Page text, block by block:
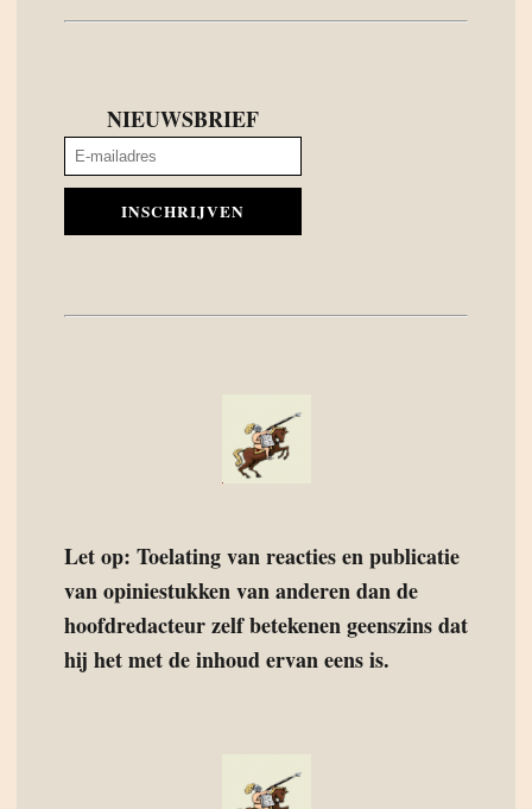
NIEUWSBRIEF
INSCHRIJVEN
Let op: Toelating van reacties en publicatie
van opiniestukken van anderen dan de
hoofdredacteur zelf betekenen geenszins dat
hij het met de inhoud ervan eens is.